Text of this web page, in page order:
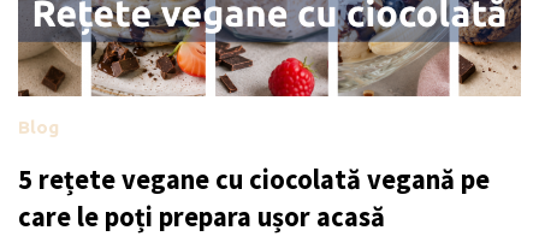
Blog
5 rețete vegane cu ciocolată vegană pe
care le poți prepara ușor acasă